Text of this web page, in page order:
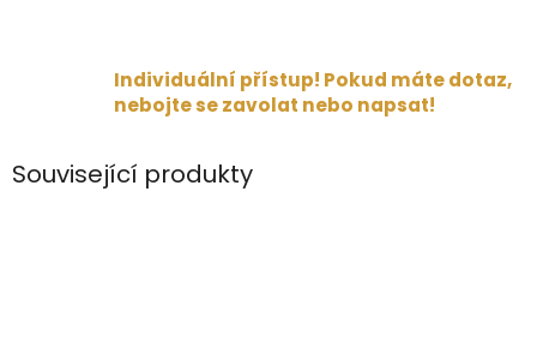
Individuální přístup! Pokud máte dotaz,
nebojte se zavolat nebo napsat!
Související produkty